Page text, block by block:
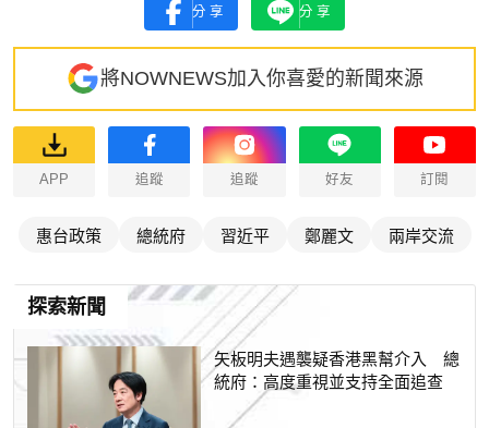
分享 分享
將NOWNEWS加入你喜愛的新聞來源
APP 追蹤 追蹤 好友 訂閱
惠台政策 總統府 習近平 鄭麗文 兩岸交流
探索新聞
矢板明夫遇襲疑香港黑幫介入 總
統府：高度重視並支持全面追查